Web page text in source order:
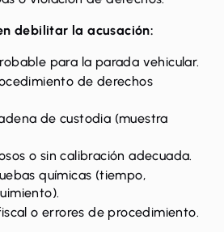
debilitar la acusación:
para la parada vehicular.
de derechos
de custodia (muestra
o sin calibración adecuada.
químicas (tiempo,
o errores de procedimiento.